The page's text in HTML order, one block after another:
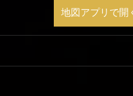
地図アプリで開